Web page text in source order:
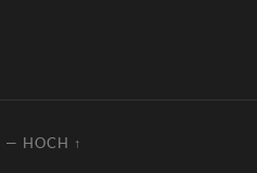
— HOCH ↑